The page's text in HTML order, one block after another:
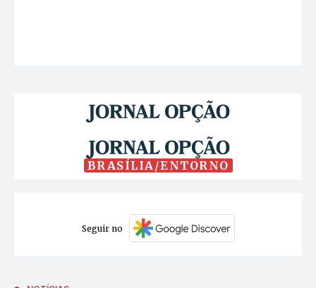
BRASÍLIA/ENTORNO
Seguir no